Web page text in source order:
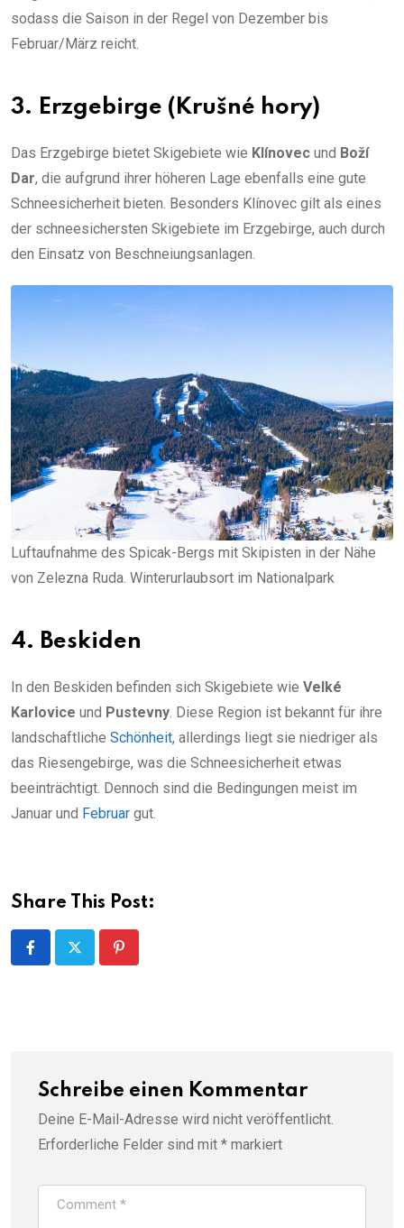
sodass die Saison in der Regel von Dezember bis
Februar/März reicht.
3. Erzgebirge (Krušné hory)
Das Erzgebirge bietet Skigebiete wie Klínovec und Boží
Dar, die aufgrund ihrer höheren Lage ebenfalls eine gute
Schneesicherheit bieten. Besonders Klínovec gilt als eines
der schneesichersten Skigebiete im Erzgebirge, auch durch
den Einsatz von Beschneiungsanlagen.
Luftaufnahme des Spicak-Bergs mit Skipisten in der Nähe
von Zelezna Ruda. Winterurlaubsort im Nationalpark
4. Beskiden
In den Beskiden befinden sich Skigebiete wie Velké
Karlovice und Pustevny. Diese Region ist bekannt für ihre
landschaftliche Schönheit, allerdings liegt sie niedriger als
das Riesengebirge, was die Schneesicherheit etwas
beeinträchtigt. Dennoch sind die Bedingungen meist im
Januar und Februar gut.
Share This Post:
Schreibe einen Kommentar
Deine E-Mail-Adresse wird nicht veröffentlicht.
Erforderliche Felder sind mit * markiert